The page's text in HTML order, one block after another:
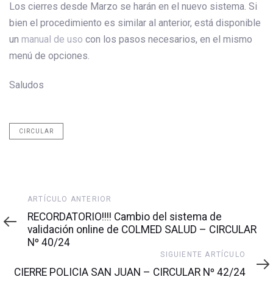
Los cierres desde Marzo se harán en el nuevo sistema. Si
bien el procedimiento es similar al anterior, está disponible
un manual de uso con los pasos necesarios, en el mismo
menú de opciones.
Saludos
CIRCULAR
Artículo
anterior
ARTÍCULO ANTERIOR
RECORDATORIO!!!! Cambio del sistema de
validación online de COLMED SALUD – CIRCULAR
Nº 40/24
artículo
SIGUIENTE ARTÍCULO
CIERRE POLICIA SAN JUAN – CIRCULAR Nº 42/24